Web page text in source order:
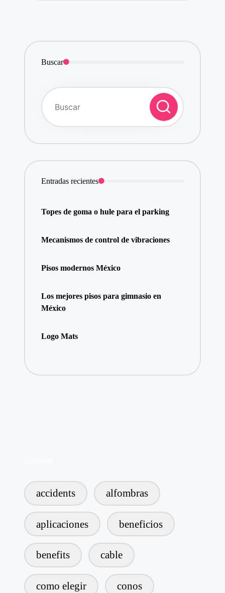
Buscar
Entradas recientes
Topes de goma o hule para el parking
Mecanismos de control de vibraciones
Pisos modernos México
Los mejores pisos para gimnasio en
México
Logo Mats
accidents alfombras
aplicaciones beneficios
benefits cable
como elegir conos